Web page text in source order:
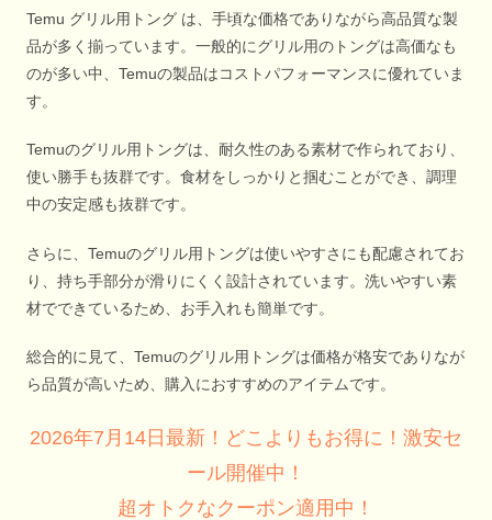
Temu グリル用トング は、手頃な価格でありながら高品質な製
品が多く揃っています。一般的にグリル用のトングは高価なも
のが多い中、Temuの製品はコストパフォーマンスに優れていま
す。
Temuのグリル用トングは、耐久性のある素材で作られており、
使い勝手も抜群です。食材をしっかりと掴むことができ、調理
中の安定感も抜群です。
さらに、Temuのグリル用トングは使いやすさにも配慮されてお
り、持ち手部分が滑りにくく設計されています。洗いやすい素
材でできているため、お手入れも簡単です。
総合的に見て、Temuのグリル用トングは価格が格安でありなが
ら品質が高いため、購入におすすめのアイテムです。
2026年7月14日最新！どこよりもお得に！激安セ
ール開催中！
超オトクなクーポン適用中！